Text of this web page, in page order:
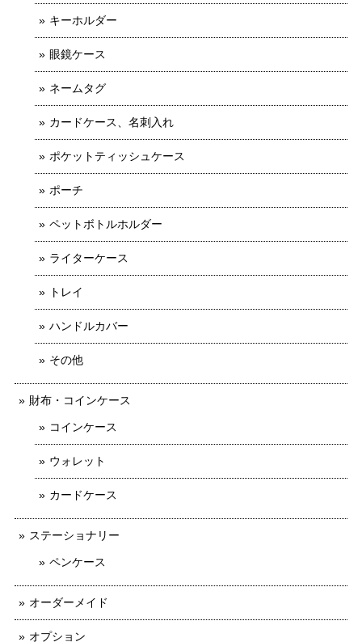
キーホルダー
眼鏡ケース
ネームタグ
カードケース、名刺入れ
ポケットティッシュケース
ポーチ
ペットボトルホルダー
ライターケース
トレイ
ハンドルカバー
その他
財布・コインケース
コインケース
ウォレット
カードケース
ステーショナリー
ペンケース
オーダーメイド
オプション